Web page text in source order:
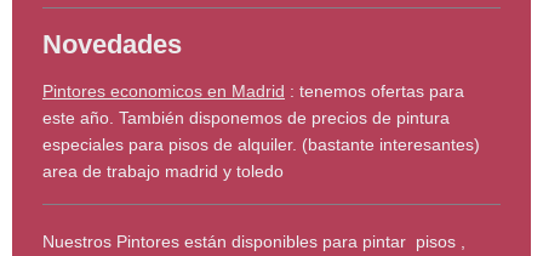
Novedades
Pintores economicos en Madrid : tenemos ofertas para
este año. También disponemos de precios de pintura
especiales para pisos de alquiler. (bastante interesantes)
area de trabajo madrid y toledo
Nuestros Pintores están disponibles para pintar pisos ,